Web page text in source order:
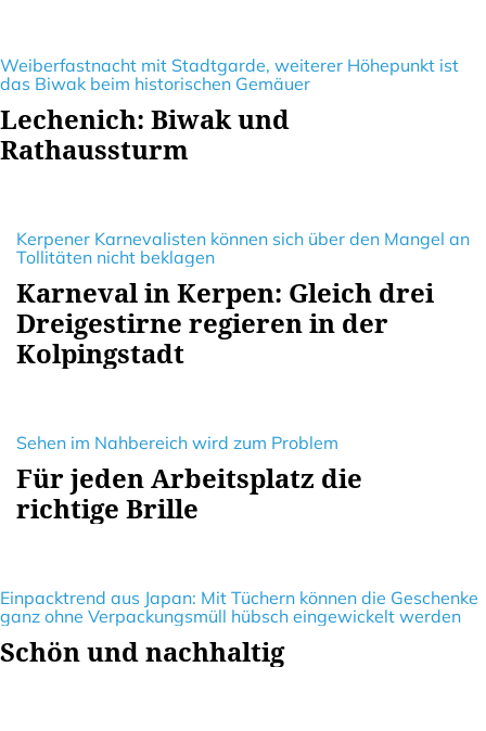
Weiberfastnacht mit Stadtgarde, weiterer Höhepunkt ist
das Biwak beim historischen Gemäuer
Lechenich: Biwak und
Rathaussturm
Kerpener Karnevalisten können sich über den Mangel an
Tollitäten nicht beklagen
Karneval in Kerpen: Gleich drei
Dreigestirne regieren in der
Kolpingstadt
Sehen im Nahbereich wird zum Problem
Für jeden Arbeitsplatz die
richtige Brille
Einpacktrend aus Japan: Mit Tüchern können die Geschenke
ganz ohne Verpackungsmüll hübsch eingewickelt werden
Schön und nachhaltig